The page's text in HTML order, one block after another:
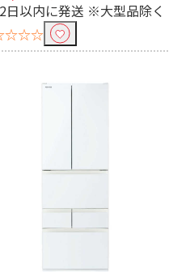
日以内に発送 ※大型品除く
円~
数で絞り込む
11～20畳